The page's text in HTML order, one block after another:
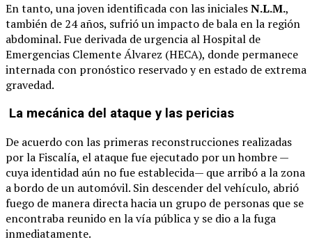
En tanto, una joven identificada con las inicialesN.L.M.,
también de 24 años, sufrió un impacto de bala en la región
abdominal. Fue derivada de urgencia al Hospital de
Emergencias Clemente Álvarez (HECA), donde permanece
internada con pronóstico reservado y en estado de extrema
gravedad.
La mecánica del ataque y las pericias
De acuerdo con las primeras reconstrucciones realizadas
por la Fiscalía, el ataque fue ejecutado por un hombre —
cuya identidad aún no fue establecida— que arribó a la zona
a bordo de un automóvil. Sin descender del vehículo, abrió
fuego de manera directa hacia un grupo de personas que se
encontraba reunido en la vía pública y se dio a la fuga
inmediatamente.